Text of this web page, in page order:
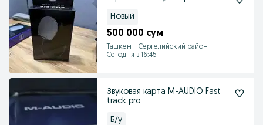
Новый
500 000 сум
Ташкент, Сергелийский район
Сегодня в 16:45
Звуковая карта M-AUDIO Fast
track pro
Б/у